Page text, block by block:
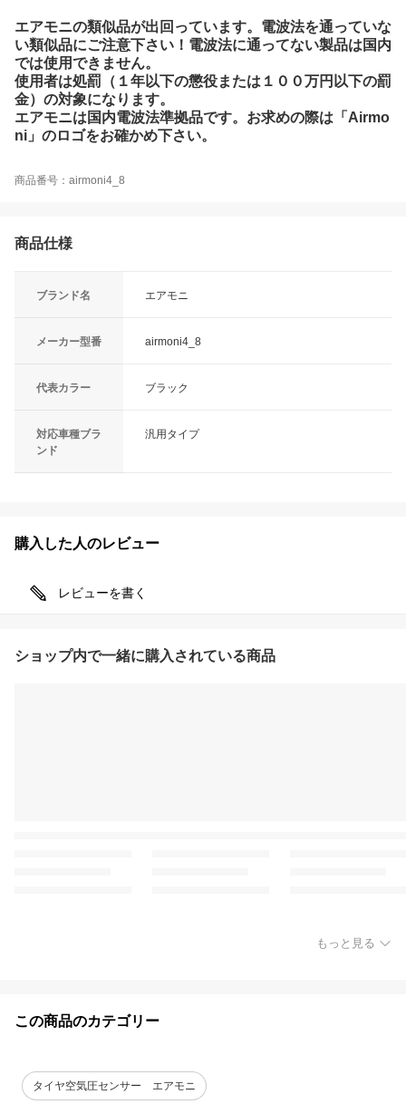
エアモニの類似品が出回っています。電波法を通っていな
い類似品にご注意下さい！電波法に通ってない製品は国内
では使用できません。
使用者は処罰（１年以下の懲役または１００万円以下の罰
金）の対象になります。
エアモニは国内電波法準拠品です。お求めの際は「Airmo
ni」のロゴをお確かめ下さい。
商品番号：airmoni4_8
商品仕様
ブランド名 エアモニ
メーカー型番 airmoni4_8
代表カラー ブラック
対応車種ブラ
ンド
汎用タイプ
購入した人のレビュー
レビューを書く
ショップ内で一緒に購入されている商品
もっと見る
この商品のカテゴリー
タイヤ空気圧センサー エアモニ